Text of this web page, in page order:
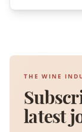
THE WINE
latest